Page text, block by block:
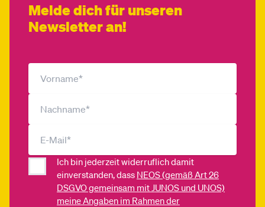
Melde dich für unseren
Newsletter an!
Ich bin jederzeit widerruflich damit
einverstanden, dass NEOS (gemäß Art 26
DSGVO gemeinsam mit JUNOS und UNOS)
meine Angaben im Rahmen der